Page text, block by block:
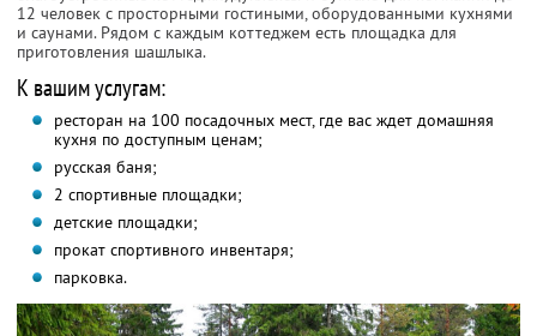
12 человек с просторными гостиными, оборудованными кухнями
и саунами. Рядом с каждым коттеджем есть площадка для
приготовления шашлыка.
К вашим услугам:
ресторан на 100 посадочных мест, где вас ждет домашняя
кухня по доступным ценам;
русская баня;
2 спортивные площадки;
детские площадки;
прокат спортивного инвентаря;
парковка.